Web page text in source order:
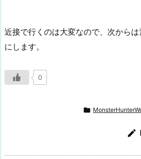
近接で行くのは大変なので、次から
にします。
0

